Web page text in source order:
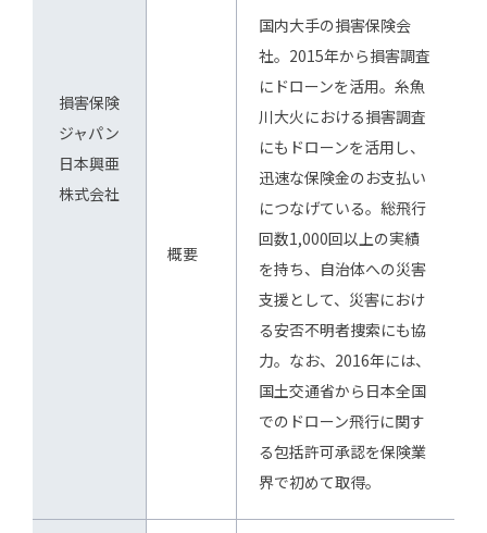
損害保険
ジャパン
日本興亜
株式会社
概要
国内大手の損害保険会
社。2015年から損害調査
にドローンを活用。糸魚
川大火における損害調査
にもドローンを活用し、
迅速な保険金のお支払い
につなげている。総飛行
回数1,000回以上の実績
を持ち、自治体への災害
支援として、災害におけ
る安否不明者捜索にも協
力。なお、2016年には、
国土交通省から日本全国
でのドローン飛行に関す
る包括許可承認を保険業
界で初めて取得。